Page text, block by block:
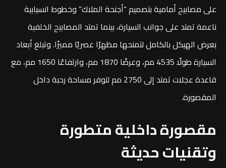
على مصابيح أمامية بتصميم “أجنحة الملاك” وخطوط انسيابية
ناعمة تمتد على جوانب السيارة، بينما تمتد المصابيح الخلفية
بعرض الهيكل بالكامل لتمنحها مظهرًا عصريًا مميزًا. وتبلغ أبعاد
السيارة طولًا 4535 مم، وعرضًا 1870 مم، وارتفاعًا 1650 مم، مع
قاعدة عجلات تمتد إلى 2750 مم لتوفر مساحة رحبة داخل
المقصورة.
مقصورة داخلية متطورة
وتقنيات حديثة